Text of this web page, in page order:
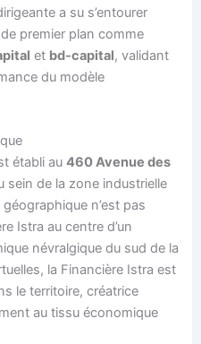
a su s’entourer
premier plan comme
et bd-capital, validant
du modèle
établi au460 Avenue des
sein de la zone industrielle
n’est pas
Istra au centre d’un
névralgique du sud de la
la Financière Istra est
le territoire, créatrice
au tissu économique